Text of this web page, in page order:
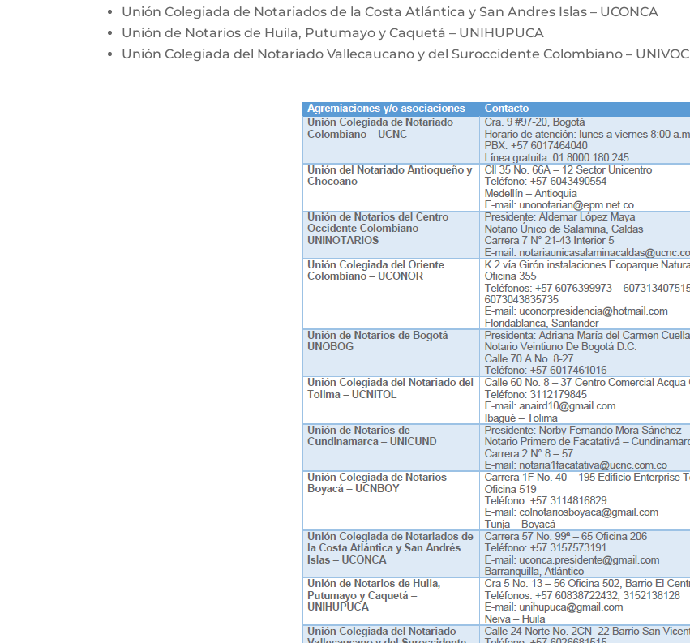
Unión Colegiada de Notariados de la Costa Atlántica y San Andres Islas – UCONCA
Unión de Notarios de Huila, Putumayo y Caquetá – UNIHUPUCA
Unión Colegiada del Notariado Vallecaucano y del Suroccidente Colombiano – UNIVOC